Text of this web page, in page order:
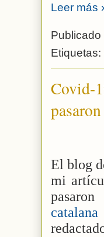
Leer más
Publicado
Etiquetas:
Covid-
El blog
mi
catalana